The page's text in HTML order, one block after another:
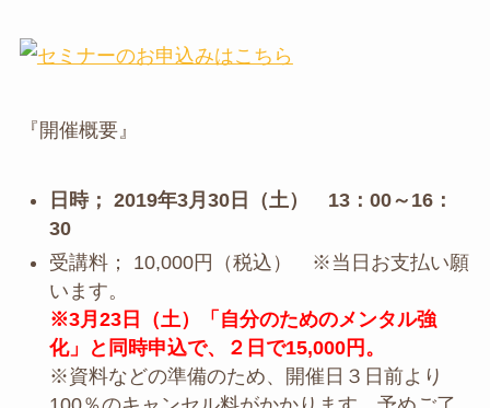
『開催概要』
日時； 2019年3月30日（土） 13：00～16：
30
受講料； 10,000円（税込） ※当日お支払い願
います。
※3月23日（土）「自分のためのメンタル強
化」と同時申込で、２日で15,000円。
※資料などの準備のため、開催日３日前より